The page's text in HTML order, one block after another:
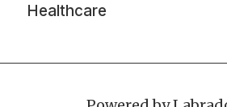
Healthcare